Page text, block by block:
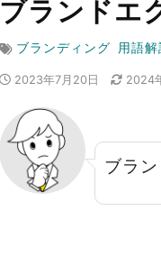
ブランドエ
ブランディング 用語解
2023年7月20日 2024
ブラ